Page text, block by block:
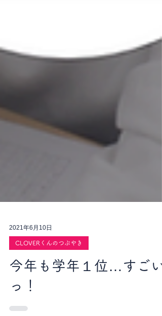
2021年6月10日
CLOVERくんのつぶやき